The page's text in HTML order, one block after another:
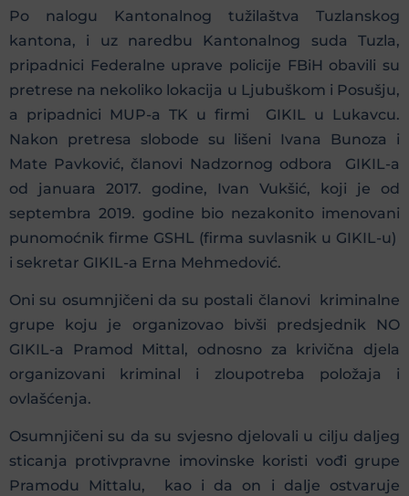
Po nalogu Kantonalnog tužilaštva Tuzlanskog
kantona, i uz naredbu Kantonalnog suda Tuzla,
pripadnici Federalne uprave policije FBiH obavili su
pretrese na nekoliko lokacija u Ljubuškom i Posušju,
a pripadnici MUP-a TK u firmi GIKIL u Lukavcu.
Nakon pretresa slobode su lišeni Ivana Bunoza i
Mate Pavković, članovi Nadzornog odbora GIKIL-a
od januara 2017. godine, Ivan Vukšić, koji je od
septembra 2019. godine bio nezakonito imenovani
punomoćnik firme GSHL (firma suvlasnik u GIKIL-u)
i sekretar GIKIL-a Erna Mehmedović.
Oni su osumnjičeni da su postali članovi kriminalne
grupe koju je organizovao bivši predsjednik NO
GIKIL-a Pramod Mittal, odnosno za krivična djela
organizovani kriminal i zloupotreba položaja i
ovlašćenja.
Osumnjičeni su da su svjesno djelovali u cilju daljeg
sticanja protivpravne imovinske koristi vođi grupe
Pramodu Mittalu, kao i da on i dalje ostvaruje